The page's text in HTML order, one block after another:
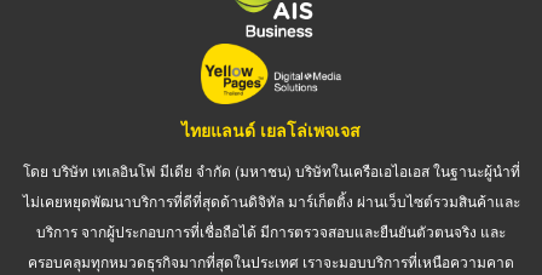
ไทยแลนด์ เยลโล่เพจเจส
โดย บริษัท เทเลอินโฟ มีเดีย จำกัด (มหาชน) บริษัทในเครือเอไอเอส ในฐานะผู้นำที่
ไม่เคยหยุดพัฒนาบริการที่ดีที่สุดด้านดิจิทัล มาร์เก็ตติ้ง ผ่านเว็บไซต์รวมสินค้าและ
บริการ จากผู้ประกอบการที่เชื่อถือได้ มีการตรวจสอบและยืนยันตัวตนจริง และ
ครอบคลุมทุกหมวดธุรกิจมากที่สุดในประเทศ เราจะมอบบริการที่เหนือความคาด